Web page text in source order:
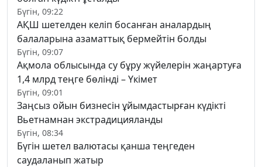
Бүгін, 09:22
АҚШ шетелден келіп босанған аналардың
балаларына азаматтық бермейтін болды
Бүгін, 09:07
Ақмола облысында су бұру жүйелерін жаңартуға
1,4 млрд теңге бөлінді – Үкімет
Бүгін, 09:01
Заңсыз ойын бизнесін ұйымдастырған күдікті
Вьетнамнан экстрадицияланды
Бүгін, 08:34
Бүгін шетел валютасы қанша теңгеден
саудаланып жатыр